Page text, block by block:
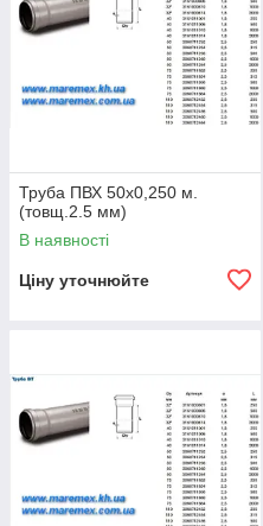
Труба ПВХ 50х0,250 м.
(товщ.2.5 мм)
В наявності
Ціну уточнюйте